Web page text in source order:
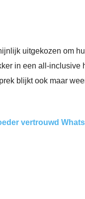
uitgekozen om
in een all-
blijkt ook maar
vertrouwd